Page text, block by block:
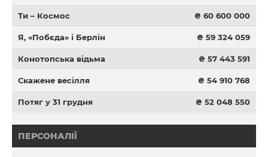
Ти – Космос ₴ 60 600 000
Я, «Побєда» і Берлін ₴ 59 324 059
Конотопська відьма ₴ 57 443 591
Скажене весілля ₴ 54 910 768
Потяг у 31 грудня ₴ 52 048 550
ПЕРСОНАЛІЇ